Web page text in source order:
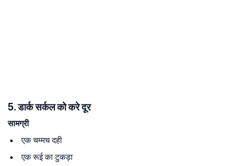
5. डार्क सर्कल को करे दूर
सामग्री
एक चम्मच दही
एक रूई का टुकड़ा